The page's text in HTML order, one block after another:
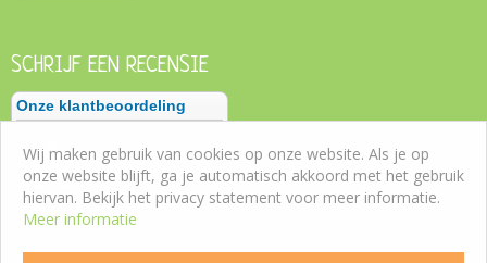
SCHRIJF EEN RECENSIE
Wij maken gebruik van cookies op onze website. Als je op
onze website blijft, ga je automatisch akkoord met het gebruik
hiervan. Bekijk het privacy statement voor meer informatie.
Meer informatie